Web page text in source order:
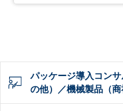
パッケージ導入コン
の他）／機械製品（